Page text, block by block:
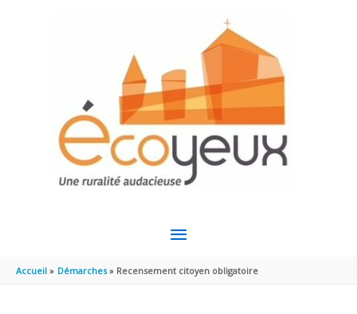
MENU
PRINCIPAL
Accueil Démarches Recensement citoyen obligatoire